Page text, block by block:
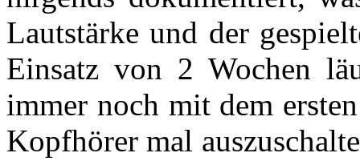
Lautstärke und der
Einsatz von 2 Wochen
immer noch mit dem
Kopfhörer mal